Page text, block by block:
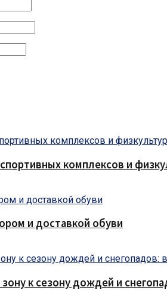
комплексов и
и доставкой обуви
к сезону дождей и